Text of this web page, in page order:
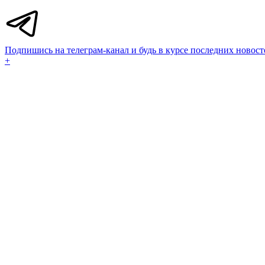
Подпишись на телеграм-канал и будь в курсе последних
+